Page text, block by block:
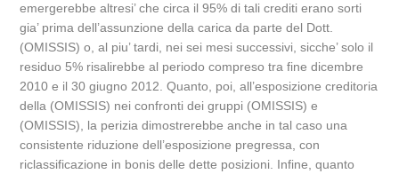
emergerebbe altresi’ che circa il 95% di tali crediti erano sorti
gia’ prima dell’assunzione della carica da parte del Dott.
(OMISSIS) o, al piu’ tardi, nei sei mesi successivi, sicche’ solo il
residuo 5% risalirebbe al periodo compreso tra fine dicembre
2010 e il 30 giugno 2012. Quanto, poi, all’esposizione creditoria
della (OMISSIS) nei confronti dei gruppi (OMISSIS) e
(OMISSIS), la perizia dimostrerebbe anche in tal caso una
consistente riduzione dell’esposizione pregressa, con
riclassificazione in bonis delle dette posizioni. Infine, quanto